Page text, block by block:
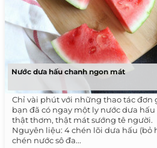
Nước dưa hấu chanh ngon mát
Chỉ vài phút với những thao tác đơn
bạn đã có ngay một ly nước dưa
thật thơm, thật mát sướng tê người.
Nguyên liệu: 4 chén lõi dưa hấu (bỏ
chén nước sô đa...